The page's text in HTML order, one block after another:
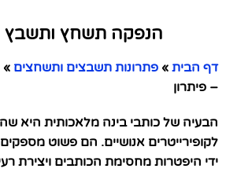
הנפקה תשחץ ותשבץ
דף הבית » פתרונות תשבצים ותשחצים »
– פיתרון
הבעיה של כותבי בינה מלאכותית היא
לקופירייטרים אנושיים. הם פשוט
ידי היפטרות מחסימת הכותבים ויצירת